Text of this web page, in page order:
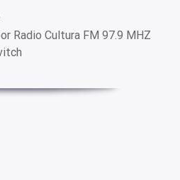
Radio Cultura FM 97.9 MHZ